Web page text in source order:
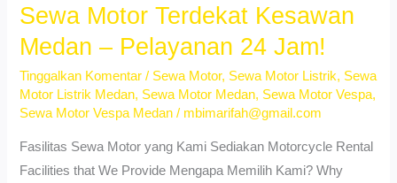
Medan
–
Layanan
Sewa Motor Terdekat Kesawan
Medan – Pelayanan 24 Jam!
Tinggalkan Komentar / Sewa Motor, Sewa Motor Listrik, Sewa
Motor Listrik Medan, Sewa Motor Medan, Sewa Motor Vespa,
Sewa Motor Vespa Medan / mbimarifah@gmail.com
Fasilitas Sewa Motor yang Kami Sediakan Motorcycle Rental
Facilities that We Provide Mengapa Memilih Kami? Why